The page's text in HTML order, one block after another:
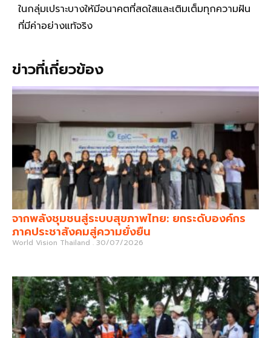
ในกลุ่มเปราะบางให้มีอนาคตที่สดใสและเติมเต็มทุกความฝัน
ที่มีค่าอย่างแท้จริง
ข่าวที่เกี่ยวข้อง
จากพลังชุมชนสู่ระบบสุขภาพไทย: ยกระดับองค์กร
ภาคประชาสังคมสู่ความยั่งยืน
World Vision Thailand 30/07/2026